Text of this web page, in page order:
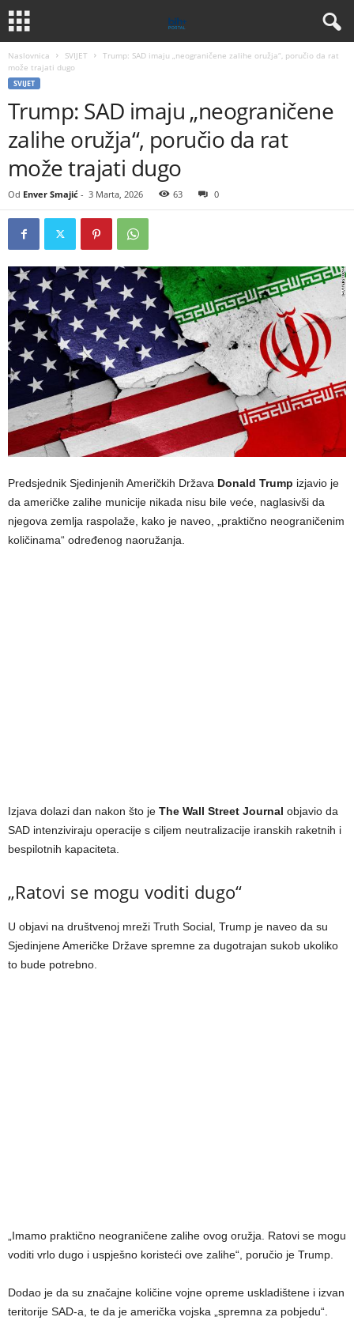
Naslovnica SVIJET
Trump: SAD imaju „neograničene zalihe oružja“, poručio da rat
može trajati dugo
SVIJET
Trump: SAD imaju „neograničene
zalihe oružja“, poručio da rat
može trajati dugo
Od Enver Smajić - 3 Marta, 2026 63 0
Predsjednik Sjedinjenih Američkih Država Donald Trump izjavio je
da američke zalihe municije nikada nisu bile veće, naglasivši da
njegova zemlja raspolaže, kako je naveo, „praktično neograničenim
količinama“ određenog naoružanja.
Izjava dolazi dan nakon što je The Wall Street Journal objavio da
SAD intenziviraju operacije s ciljem neutralizacije iranskih raketnih i
bespilotnih kapaciteta.
„Ratovi se mogu voditi dugo“
U objavi na društvenoj mreži Truth Social, Trump je naveo da su
Sjedinjene Američke Države spremne za dugotrajan sukob ukoliko
to bude potrebno.
„Imamo praktično neograničene zalihe ovog oružja. Ratovi se mogu
voditi vrlo dugo i uspješno koristeći ove zalihe“, poručio je Trump.
Dodao je da su značajne količine vojne opreme uskladištene i izvan
teritorije SAD-a, te da je američka vojska „spremna za pobjedu“.